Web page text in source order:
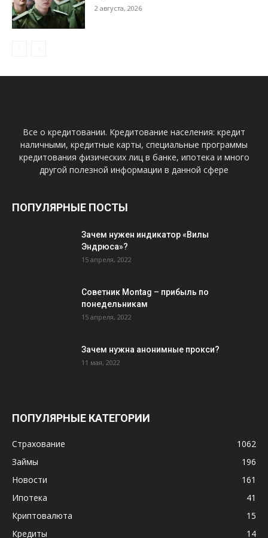
2 августа, 2026
Все о кредитовании. Кредитование населения: кредит
наличными, кредитные карты, специальные программы
кредитования физических лиц в банке, ипотека и много
другой полезной информации в данной сфере
ПОПУЛЯРНЫЕ ПОСТЫ
Зачем нужен индикатор «Вилы
Эндрюса»?
15 апреля, 2022
Советник Montag – прибыль по
понедельникам
15 апреля, 2022
Зачем нужна анонимные прокси?
11 мая, 2022
ПОПУЛЯРНЫЕ КАТЕГОРИИ
Страхование
1062
Займы
196
Новости
161
Ипотека
41
Криптовалюта
15
Кредиты
14